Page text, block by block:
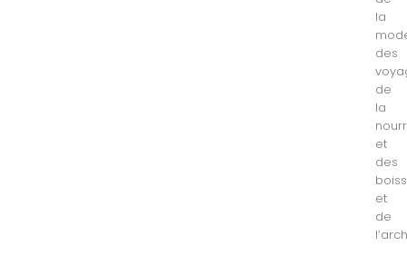
la
des
de
la
et
des
et
de